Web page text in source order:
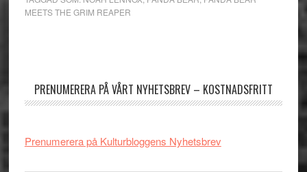
MEETS THE GRIM REAPER
PRENUMERERA PÅ VÅRT NYHETSBREV – KOSTNADSFRITT
Prenumerera på Kulturbloggens Nyhetsbrev